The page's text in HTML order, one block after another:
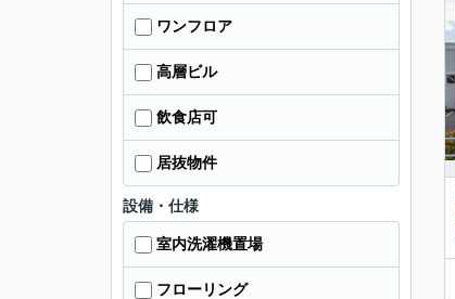
ワンフロア
高層ビル
飲食店可
居抜物件
設備・仕様
室内洗濯機置場
フローリング